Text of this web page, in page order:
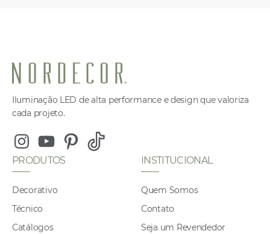
Iluminação LED de alta performance e design que valoriza
cada projeto.
InstagramYoutubePinterest
Tiktok
PRODUTOS
Decorativo
Técnico
Catálogos
INSTITUCIONAL
Quem Somos
Contato
Seja um Revendedor